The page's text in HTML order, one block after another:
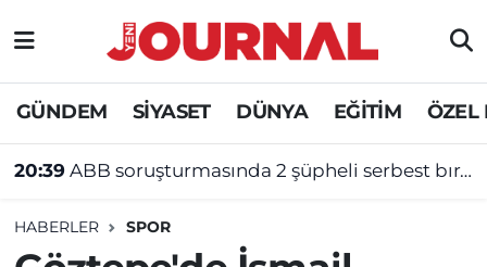
GÜNDEM SİYASET DÜNYA EĞİTİM ÖZEL
20:39 ABB soruşturmasında 2 şüpheli serbest bırakıldı
HABERLER SPOR
GÜNDEM
SİYASET
DÜNYA
Nöbetçi Eczaneler
Hava Durumu
Süper Lig Puan Durumu ve Fikstür